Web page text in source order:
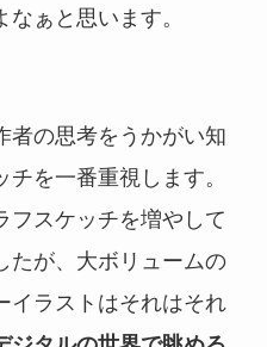
ぁと思います。
者の思考をうかがい知
を一番重視します。
フスケッチを増やして
たが、大ボリュームの
イラストはそれはそれ